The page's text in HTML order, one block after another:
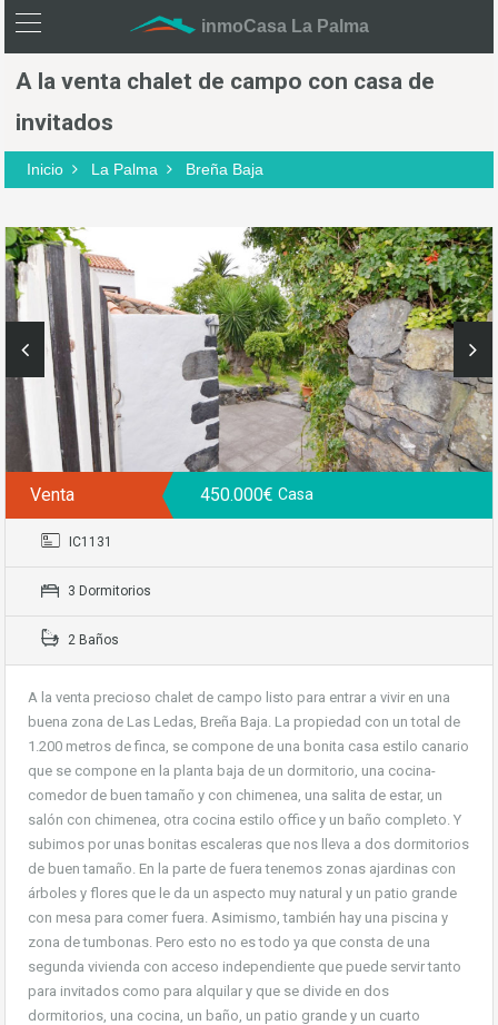
inmoCasa La Palma
A la venta chalet de campo con casa de
invitados
Inicio La Palma Breña Baja
Venta 450.000€Casa
IC1131
3 Dormitorios
2 Baños
A la venta precioso chalet de campo listo para entrar a vivir en una
buena zona de Las Ledas, Breña Baja. La propiedad con un total de
1.200 metros de finca, se compone de una bonita casa estilo canario
que se compone en la planta baja de un dormitorio, una cocina-
comedor de buen tamaño y con chimenea, una salita de estar, un
salón con chimenea, otra cocina estilo office y un baño completo. Y
subimos por unas bonitas escaleras que nos lleva a dos dormitorios
de buen tamaño. En la parte de fuera tenemos zonas ajardinas con
árboles y flores que le da un aspecto muy natural y un patio grande
con mesa para comer fuera. Asimismo, también hay una piscina y
zona de tumbonas. Pero esto no es todo ya que consta de una
segunda vivienda con acceso independiente que puede servir tanto
para invitados como para alquilar y que se divide en dos
dormitorios, una cocina, un baño, un patio grande y un cuarto